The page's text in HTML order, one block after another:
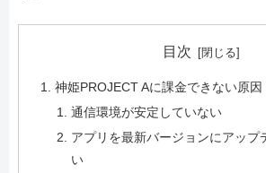
目次
神姫PROJECT Aに課金できない原因
通信環境が安定していない
アプリを最新バージョンにアップ
い